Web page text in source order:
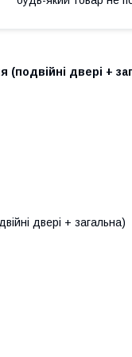
двері +
двері + загальна)